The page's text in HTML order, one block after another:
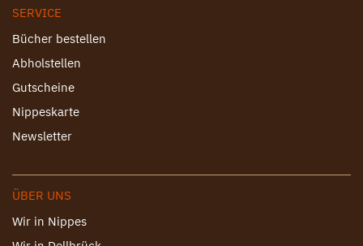
SERVICE
Bücher bestellen
Abholstellen
Gutscheine
Nippeskarte
Newsletter
ÜBER UNS
Wir in Nippes